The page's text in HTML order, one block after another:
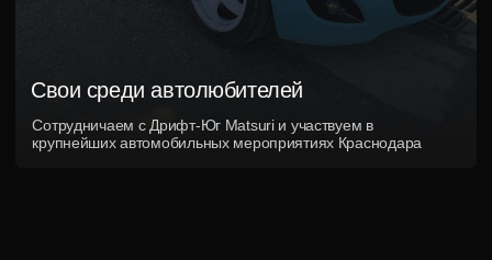
GQ TUNING
*Instagram — проект Meta Platforms Inc.,
деятельность которой в России запрещена
Продолжая использовать, вы соглашаетесь на использование